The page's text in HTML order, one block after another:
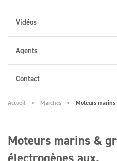
Vidéos
Agents
Contact
Accueil Marchés Moteurs marins
Moteurs marins &